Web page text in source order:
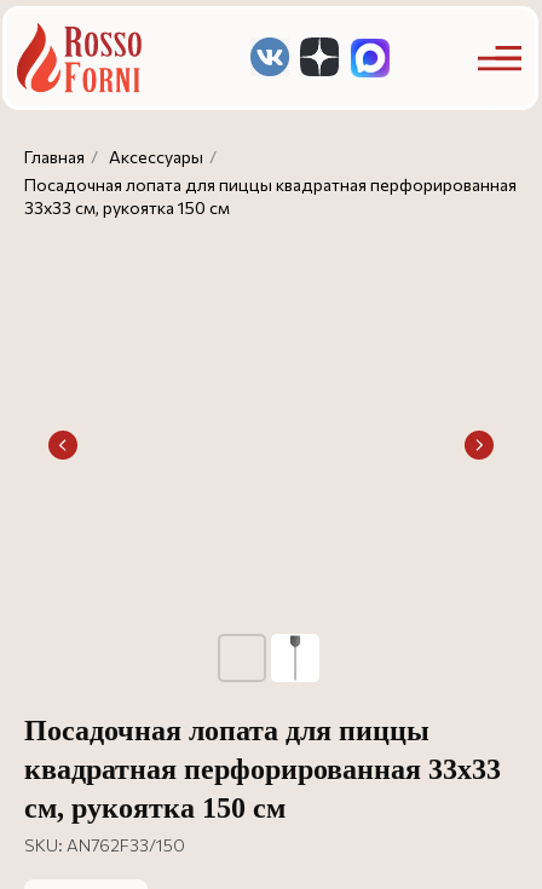
Главная / Аксессуары /
Посадочная лопата для пиццы квадратная перфорированная
33х33 см, рукоятка 150 см
Посадочная лопата для пиццы
квадратная перфорированная 33х33
см, рукоятка 150 см
SKU: AN762F33/150